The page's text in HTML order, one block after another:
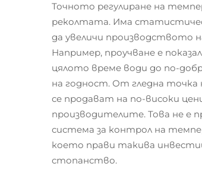
Точното регулиране на
реколтата. Има
да увеличи производството
Например, проучване е
цялото време води до по-
на годност. От гледна точка
се продават на по-високи
производителите. Това не е
система за контрол на
което прави такива
стопанство.